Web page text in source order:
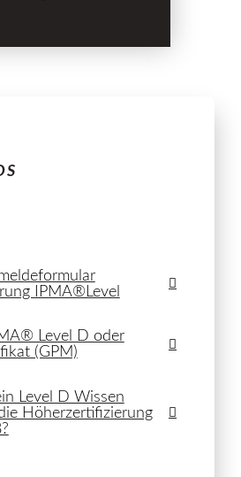
IPMA®Level
Level D oder
(GPM)
Level D Wissen
Höherzertifizierung